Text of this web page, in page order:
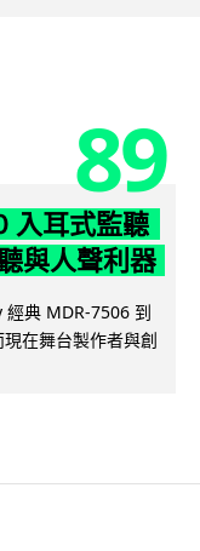
89
入耳式監聽
與人聲利器
經典 MDR-7506 到
在舞台製作者與創